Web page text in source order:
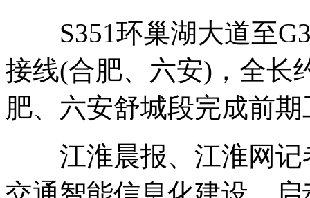
S351环巢湖大道至G3
接线(合肥、六安)，全长
肥、六安舒城段完成前
江淮晨报、江淮网记